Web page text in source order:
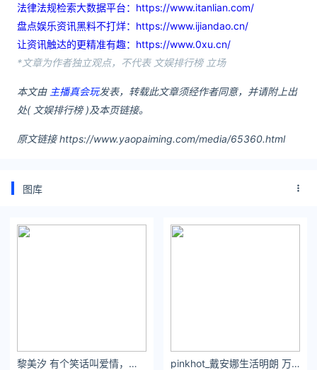
法律法规检索大数据平台：https://www.itanlian.com/
盘点娱乐资讯黑料不打烊：https://www.ijiandao.cn/
让资讯触达的更精准有趣：https://www.0xu.cn/
*文章为作者独立观点，不代表 文娱排行榜 立场
本文由 主播真会玩发表，转载此文章须经作者同意，并请附上出
处( 文娱排行榜 )及本页链接。
原文链接 https://www.yaopaiming.com/media/65360.html
图库
黎美汐 有个笑话叫爱情，笑得撕心裂肺，哭得一塌糊涂，却还不肯放手。 pinkhot_戴安娜生活明朗 万物可爱 [挤眼]